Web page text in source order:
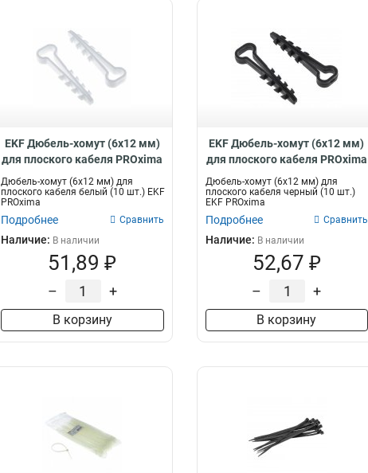
EKF Дюбель-хомут (6х12 мм)
для плоского кабеля PROxima
plc-cd-6x12w-r
Дюбель-хомут (6х12 мм) для
плоского кабеля белый (10 шт.) EKF
PROxima
Подробнее Сравнить
Наличие: В наличии
51,89 ₽
– +
В корзину
EKF Дюбель-хомут (6х12 мм)
для плоского кабеля PROxima
plc-cd-6x12b-r
Дюбель-хомут (6х12 мм) для
плоского кабеля черный (10 шт.)
EKF PROxima
Подробнее Сравнить
Наличие: В наличии
52,67 ₽
– +
В корзину